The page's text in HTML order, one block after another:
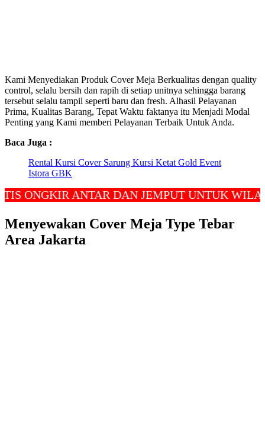
Kami Menyediakan Produk Cover Meja Berkualitas dengan quality
control, selalu bersih dan rapih di setiap unitnya sehingga barang
tersebut selalu tampil seperti baru dan fresh. Alhasil Pelayanan
Prima, Kualitas Barang, Tepat Waktu faktanya itu Menjadi Modal
Penting yang Kami memberi Pelayanan Terbaik Untuk Anda.
Baca Juga :
Rental Kursi Cover Sarung Kursi Ketat Gold Event
Istora GBK
ANTAR DAN JEMPUT UNTUK WILAYAH
Menyewakan Cover Meja Type Tebar
Area Jakarta